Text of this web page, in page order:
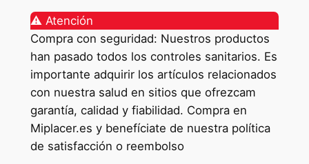
⚠️ Atención
Compra con seguridad: Nuestros productos
han pasado todos los controles sanitarios. Es
importante adquirir los artículos relacionados
con nuestra salud en sitios que ofrezcam
garantía, calidad y fiabilidad. Compra en
Miplacer.es y benefíciate de nuestra política
de satisfacción o reembolso